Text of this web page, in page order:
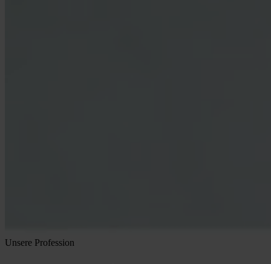
Unsere Profession